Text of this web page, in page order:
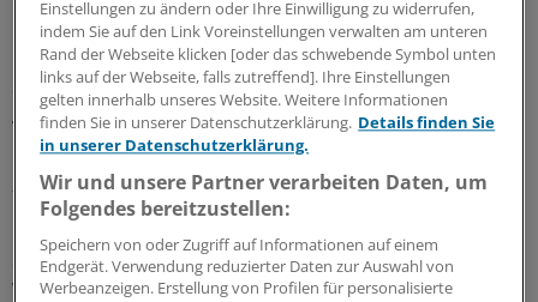
In der 62. Folge des Geldtipp-Podcasts stellt sich der
neue Fuchs, Stefan Ziermann, vor. Pferdchen und Fuchs
erinnern sich an Erfolg und Misserfolg ihrer
Anlageentscheidungen und welche Konsequenzen und
Lehren sie daraus gezogen haben.
28.07.2026
Geldtipp-Podcast Pferdchen trifft Fuchs
Wie sich nachhaltige Geldanlage verändert hat
Einstellungen zu ändern oder Ihre Einwilligung zu widerrufen,
indem Sie auf den Link Voreinstellungen verwalten am unteren
Rand der Webseite klicken [oder das schwebende Symbol unten
links auf der Webseite, falls zutreffend]. Ihre Einstellungen
gelten innerhalb unseres Website. Weitere Informationen
finden Sie in unserer Datenschutzerklärung. Details finden Sie
in unserer Datenschutzerklärung.
Wir und unsere Partner verarbeiten Daten, um
Folgendes bereitzustellen:
Speichern von oder Zugriff auf Informationen auf einem
Endgerät. Verwendung reduzierter Daten zur Auswahl von
Werbeanzeigen. Erstellung von Profilen für personalisierte